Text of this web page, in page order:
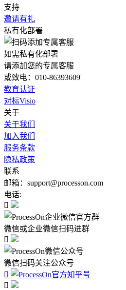
支持
邀请有礼
私有化部署
如需私有化部署
请添加您的专属客服
或致电：010-86393609
教育认证
对标Visio
关于
关于我们
加入我们
服务条款
隐私政策
联系
邮箱：support@processon.com
电话:

微信或企业微信扫码进群

微信扫码关注公众号

